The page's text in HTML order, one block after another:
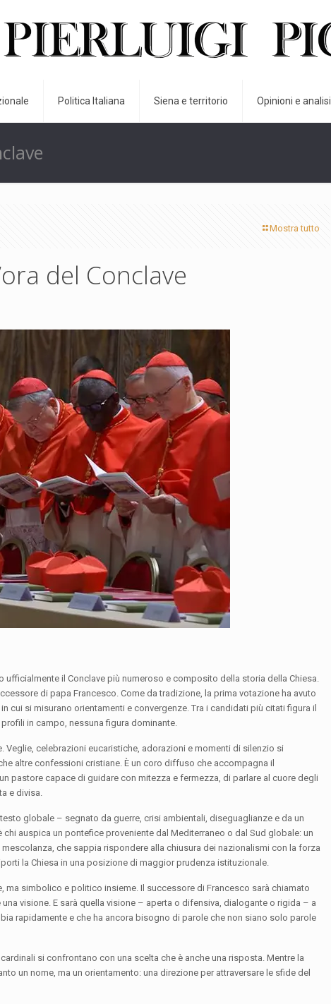
Politica Italiana Siena e territorio Opinioni e analisi
Mostra tutto
del Conclave
il Conclave più numeroso e composito della storia della Chiesa.
di papa Francesco. Come da tradizione, la prima votazione ha avuto
si misurano orientamenti e convergenze. Tra i candidati più citati figura il
in campo, nessuna figura dominante.
Veglie, celebrazioni eucaristiche, adorazioni e momenti di silenzio si
altre confessioni cristiane. È un coro diffuso che accompagna il
pastore capace di guidare con mitezza e fermezza, di parlare al cuore degli
e divisa.
globale – segnato da guerre, crisi ambientali, diseguaglianze e da un
auspica un pontefice proveniente dal Mediterraneo o dal Sud globale: un
che sappia rispondere alla chiusura dei nazionalismi con la forza
la Chiesa in una posizione di maggior prudenza istituzionale.
simbolico e politico insieme. Il successore di Francesco sarà chiamato
visione. E sarà quella visione – aperta o difensiva, dialogante o rigida – a
rapidamente e che ha ancora bisogno di parole che non siano solo parole
si confrontano con una scelta che è anche una risposta. Mentre la
un nome, ma un orientamento: una direzione per attraversare le sfide del